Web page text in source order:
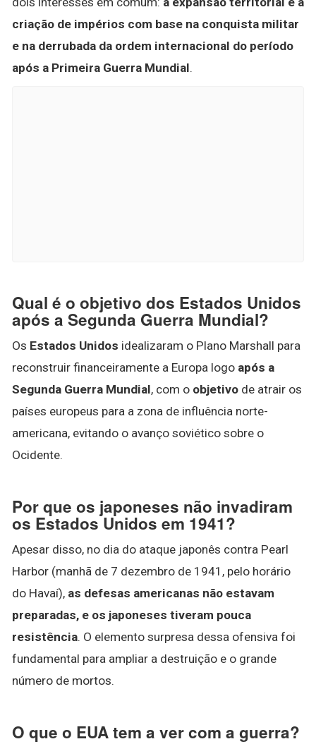
criação de impérios com base na conquista militar
e na derrubada da ordem internacional do período
após a Primeira Guerra Mundial.
Qual é o objetivo dos Estados Unidos
após a Segunda Guerra Mundial?
Os Estados Unidos idealizaram o Plano Marshall para
reconstruir financeiramente a Europa logo após a
Segunda Guerra Mundial, com o objetivo de atrair os
países europeus para a zona de influência norte-
americana, evitando o avanço soviético sobre o
Ocidente.
Por que os japoneses não invadiram
os Estados Unidos em 1941?
Apesar disso, no dia do ataque japonês contra Pearl
Harbor (manhã de 7 dezembro de 1941, pelo horário
do Havaí), as defesas americanas não estavam
preparadas, e os japoneses tiveram pouca
resistência. O elemento surpresa dessa ofensiva foi
fundamental para ampliar a destruição e o grande
número de mortos.
O que o EUA tem a ver com a guerra?